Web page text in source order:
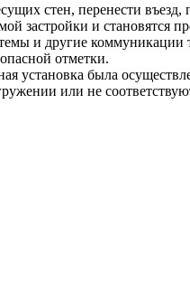
стен, перенести въезд,
застройки и становятся
и другие коммуникации
отметки.
установка была
или не